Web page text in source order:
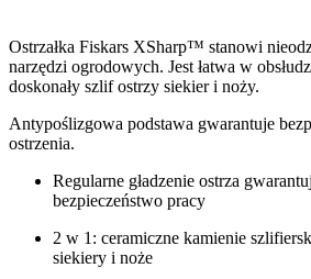
Ostrzałka Fiskars XSharp™ stanowi
narzędzi ogrodowych. Jest łatwa w
doskonały szlif ostrzy siekier i noży.
Antypoślizgowa podstawa gwarantuje
ostrzenia.
Regularne gładzenie ostrza
bezpieczeństwo pracy
2 w 1: ceramiczne kamienie
siekiery i noże